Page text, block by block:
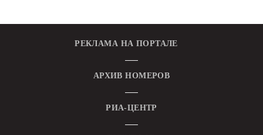
РЕКЛАМА НА ПОРТАЛЕ
АРХИВ НОМЕРОВ
РИА-ЦЕНТР